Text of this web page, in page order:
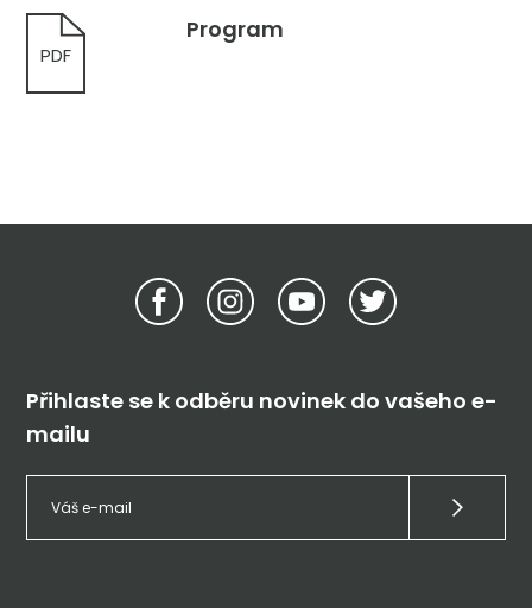
PDF
Program
Přihlaste se k odběru novinek do vašeho e-
mailu